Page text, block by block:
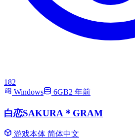
182
Windows
6GB2 年前
白恋SAKURA＊GRAM
游戏本体 简体中文